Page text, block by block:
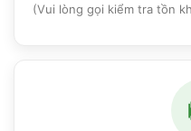
(Vui lòng gọi kiểm tra tồn